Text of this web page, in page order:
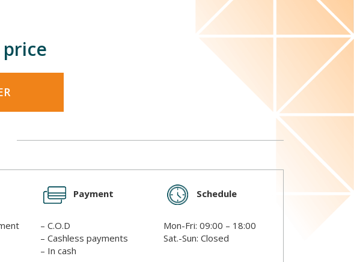
Payment
– C.O.D
– Cashless payments
– In cash
Schedule
Mon-Fri: 09:00 – 18:00
Sat.-Sun: Closed